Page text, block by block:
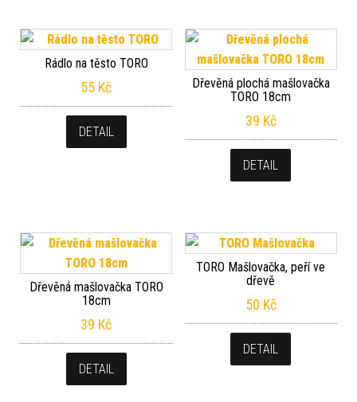
Rádlo na těsto TORO
55 Kč
DETAIL
Dřevěná plochá mašlovačka
TORO 18cm
39 Kč
DETAIL
Dřevěná mašlovačka TORO
18cm
39 Kč
DETAIL
TORO Mašlovačka, peří ve
dřevě
50 Kč
DETAIL